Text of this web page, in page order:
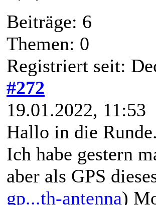
Beiträge: 6
Themen: 0
Registriert seit:
#272
19.01.2022, 11:53
Hallo in die Runde.
Ich habe gestern
aber als GPS
gp...th-antenna)